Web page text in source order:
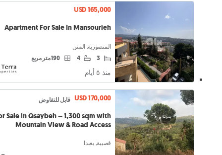
USD 165,000
Apartment For Sale In Mansourieh
المنصورية, المتن
3
4 190 متر مربع
منذ ٥ أيام
USD 170,000 قابل للتفاوض
Sale in Qsaybeh – 1,300 sqm with
Mountain View & Road Access
قصيبة, بعبدا